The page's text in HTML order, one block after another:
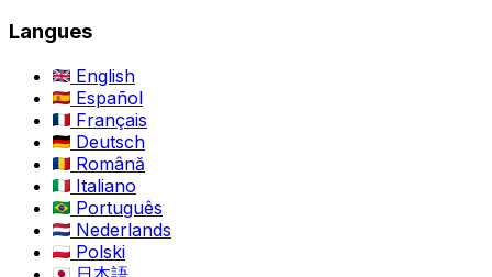
Langues
English
Español
Français
Deutsch
Română
Italiano
Português
Nederlands
Polski